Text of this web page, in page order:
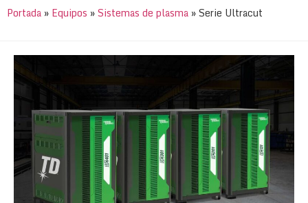
Portada » Equipos »Sistemas de plasma »Serie Ultracut